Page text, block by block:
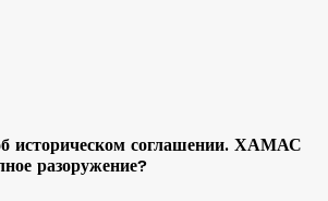
историческом соглашении. ХАМАС
разоружение?